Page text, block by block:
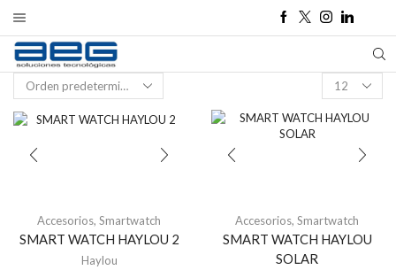
Products
per
page
Accesorios, Smartwatch
SMART WATCH HAYLOU 2
Haylou
Accesorios, Smartwatch
SMART WATCH HAYLOU
SOLAR